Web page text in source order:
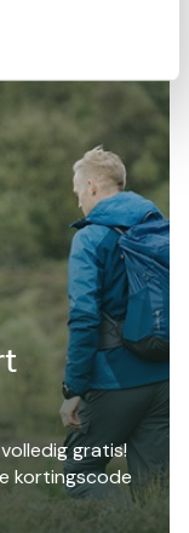
gratis!
kortingscode